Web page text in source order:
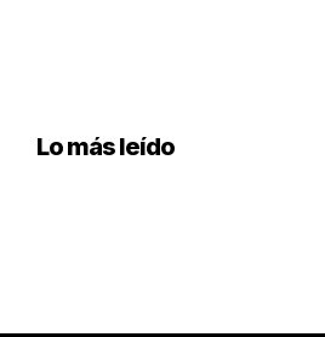
Lo más leído